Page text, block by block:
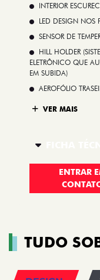
INTERIOR
LED DESIGN NOS
SENSOR DE
HILL HOLDER
ELETRÔNICO QUE
EM SUBIDA)
AEROFÓLIO
VER MAIS
ENTRAR
TUDO